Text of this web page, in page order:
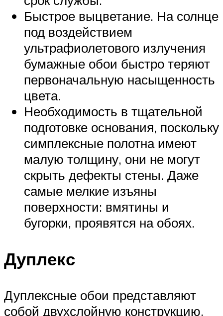
Быстрое выцветание. На солнце
под воздействием
ультрафиолетового излучения
бумажные обои быстро теряют
первоначальную насыщенность
цвета.
Необходимость в тщательной
подготовке основания, поскольку
симплексные полотна имеют
малую толщину, они не могут
скрыть дефекты стены. Даже
самые мелкие изъяны
поверхности: вмятины и
бугорки, проявятся на обоях.
Дуплекс
Дуплексные обои представляют
собой двухслойную конструкцию.